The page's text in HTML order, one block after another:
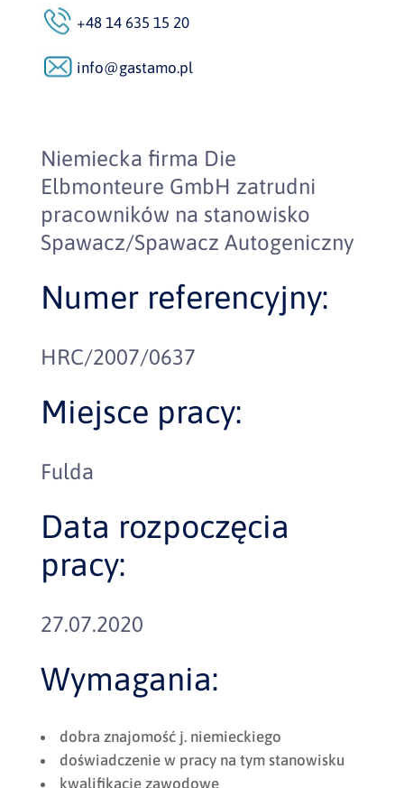
+48 14 635 15 20
info@gastamo.pl
Niemiecka firma Die
Elbmonteure GmbH zatrudni
pracowników na stanowisko
Spawacz/Spawacz Autogeniczny
Numer referencyjny:
HRC/2007/0637
Miejsce pracy:
Fulda
Data rozpoczęcia
pracy:
27.07.2020
Wymagania:
dobra znajomość j. niemieckiego
doświadczenie w pracy na tym stanowisku
kwalifikacje zawodowe